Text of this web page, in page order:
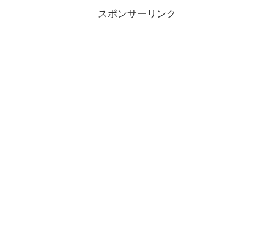
スポンサーリンク